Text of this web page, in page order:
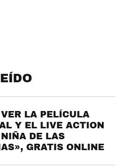
VER LA PELÍCULA
Y EL LIVE ACTION
NIÑA DE LAS
GRATIS ONLINE